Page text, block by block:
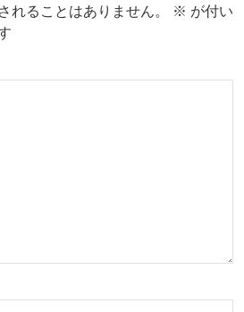
れることはありません。 ※ が付い